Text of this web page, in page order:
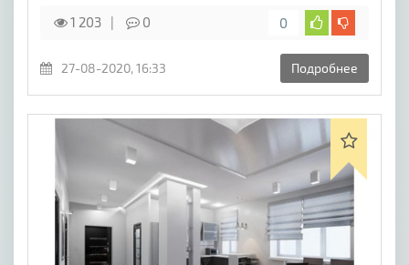
1 203 0 0
27-08-2020, 16:33 Подробнее